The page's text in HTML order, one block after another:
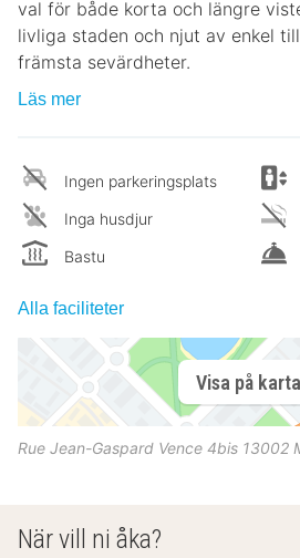
val för både korta och längre
livliga staden och njut av enkel
främsta sevärdheter.
Läs mer
Ingen parkeringsplats
Inga husdjur
Bastu
Alla faciliteter
Visa på karta
Rue Jean-Gaspard Vence 4bis 13002
När vill ni åka?